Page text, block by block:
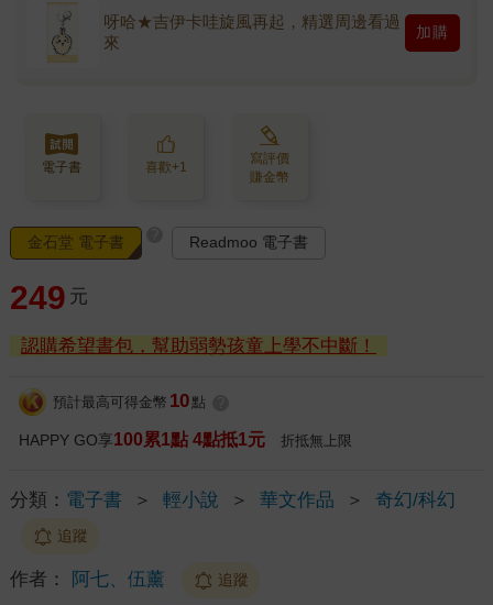
呀哈★吉伊卡哇旋風再起，精選周邊看過
來
加購
電子書 喜歡+1
寫評價
賺金幣
金石堂 電子書 Readmoo 電子書
249 元
認購希望書包，幫助弱勢孩童上學不中斷！
預計最高可得金幣 10 點
HAPPY GO享100累1點 4點抵1元 折抵無上限
分類： 電子書 ＞ 輕小說 ＞ 華文作品 ＞ 奇幻/科幻
追蹤
作者： 阿七、伍薰 追蹤